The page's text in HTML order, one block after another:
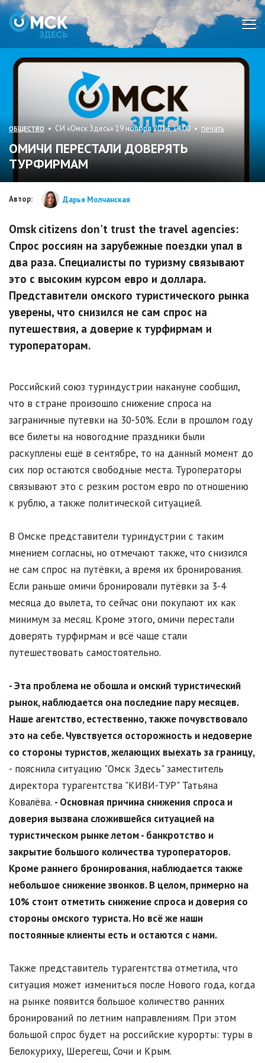
ОБЩЕСТВО • СИ «Омск Здесь» 19 ноября 2014, 14:00 • печать
ОМИЧИ ПЕРЕСТАЛИ ДОВЕРЯТЬ
ТУРФИРМАМ
Автор: Дарья Молчанская
Omsk citizens don't trust the travel agencies:
Спрос россиян на зарубежные поездки упал в
два раза. Специалисты по туризму связывают
это с высоким курсом евро и доллара.
Представители омского туристического рынка
уверены, что снизился не сам спрос на
путешествия, а доверие к турфирмам и
туроператорам.
Российский союз туриндустрии накануне сообщил,
что в стране произошло снижение спроса на
заграничные путевки на 30-50%. Если в прошлом году
все билеты на новогодние праздники были
раскуплены ещё в сентябре, то на данный момент до
сих пор остаются свободные места. Туроператоры
связывают это с резким ростом евро по отношению
к рублю, а также политической ситуацией.
В Омске представители туриндустрии с таким
мнением согласны, но отмечают также, что снизился
не сам спрос на путёвки, а время их бронирования.
Если раньше омичи бронировали путёвки за 3-4
месяца до вылета, то сейчас они покупают их как
минимум за месяц. Кроме этого, омичи перестали
доверять турфирмам и всё чаще стали
путешествовать самостоятельно.
- Эта проблема не обошла и омский туристический
рынок, наблюдается она последние пару месяцев.
Наше агентство, естественно, также почувствовало
это на себе. Чувствуется осторожность и недоверие
со стороны туристов, желающих выехать за границу,
- пояснила ситуацию "Омск Здесь" заместитель
директора турагентства "КИВИ-ТУР" Татьяна
Ковалёва. - Основная причина снижения спроса и
доверия вызвана сложившейся ситуацией на
туристическом рынке летом - банкротство и
закрытие большого количества туроператоров.
Кроме раннего бронирования, наблюдается также
небольшое снижение звонков. В целом, примерно на
10% стоит отметить снижение спроса и доверия со
стороны омского туриста. Но всё же наши
постоянные клиенты есть и остаются с нами.
Также представитель турагентства отметила, что
ситуация может измениться после Нового года, когда
на рынке появится большое количество ранних
бронирований по летним направлениям. При этом
большой спрос будет на российские курорты: туры в
Белокуриху, Шерегеш, Сочи и Крым.